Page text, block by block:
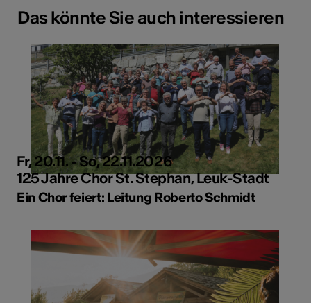
Das könnte Sie auch interessieren
Fr, 20.11. - So, 22.11.2026
125 Jahre Chor St. Stephan, Leuk-Stadt
Ein Chor feiert: Leitung Roberto Schmidt